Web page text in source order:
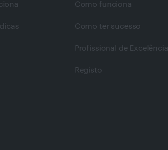
Como funciona
Como ter sucesso
Profissional de Excelência
Registo